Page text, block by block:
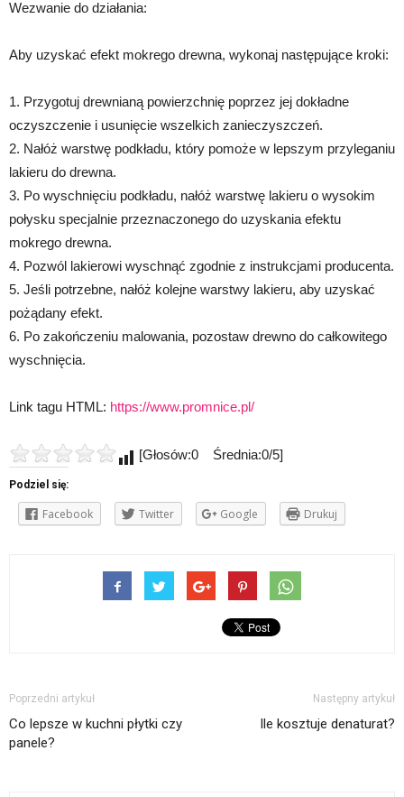
Wezwanie do działania:
Aby uzyskać efekt mokrego drewna, wykonaj następujące kroki:
1. Przygotuj drewnianą powierzchnię poprzez jej dokładne
oczyszczenie i usunięcie wszelkich zanieczyszczeń.
2. Nałóż warstwę podkładu, który pomoże w lepszym przyleganiu
lakieru do drewna.
3. Po wyschnięciu podkładu, nałóż warstwę lakieru o wysokim
połysku specjalnie przeznaczonego do uzyskania efektu
mokrego drewna.
4. Pozwól lakierowi wyschnąć zgodnie z instrukcjami producenta.
5. Jeśli potrzebne, nałóż kolejne warstwy lakieru, aby uzyskać
pożądany efekt.
6. Po zakończeniu malowania, pozostaw drewno do całkowitego
wyschnięcia.
Link tagu HTML: https://www.promnice.pl/
[Głosów:0 Średnia:0/5]
Podziel się:
Facebook Twitter Google Drukuj
Poprzedni artykuł
Co lepsze w kuchni płytki czy
panele?
Następny artykuł
Ile kosztuje denaturat?